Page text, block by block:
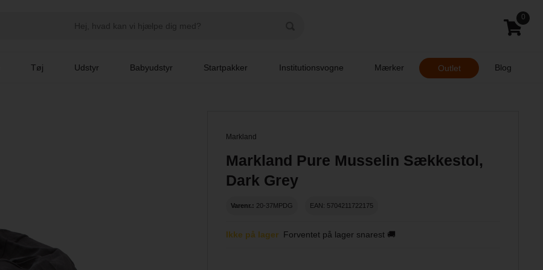
0
Tøj Udstyr Babyudstyr Startpakker Institutionsvogne Mærker Outlet Blog
Markland
Markland Pure Musselin Sækkestol,
Dark Grey
Varenr.: 20-37MPDG EAN: 5704211722175
Ikke på lager Forventet på lager snarest 🚚